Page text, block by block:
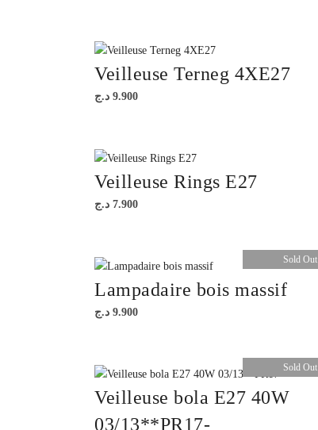
Veilleuse Terneg 4XE27
9.900 د.ج
Veilleuse Rings E27
7.900 د.ج
Sold Out
Lampadaire bois massif
9.900 د.ج
Sold Out
Veilleuse bola E27 40W
03/13**PR17-